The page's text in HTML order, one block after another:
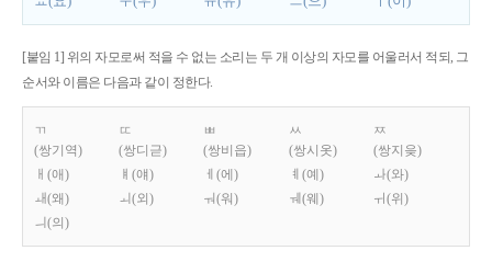
[붙임 1] 위의 자모로써 적을 수 없는 소리는 두 개 이상의 자모를 어울러서 적되, 그
순서와 이름은 다음과 같이 정한다.
ㄲ
(쌍기역)
ㄸ
(쌍디귿)
ㅃ
(쌍비읍)
ㅆ
(쌍시옷)
ㅉ
(쌍지읒)
ㅐ(애)
ㅒ(얘) ㅔ(에) ㅖ(예)
ㅘ(와)
ㅙ(왜)
ㅚ(외) ㅝ(워) ㅞ(웨)
ㅟ(위)
ㅢ(의)